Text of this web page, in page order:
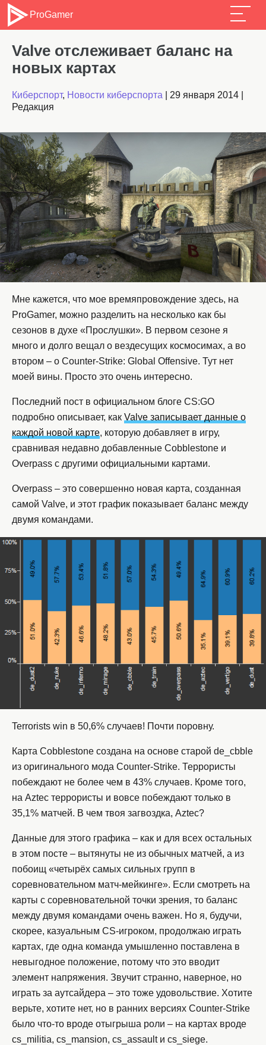
ProGamer
Valve отслеживает баланс на
новых картах
Киберспорт, Новости киберспорта 29 января 2014
Редакция
Мне кажется, что мое времяпровождение здесь, на
ProGamer, можно разделить на несколько как бы
сезонов в духе «Прослушки». В первом сезоне я
много и долго вещал о вездесущих космосимах, а во
втором – о Counter-Strike: Global Offensive. Тут нет
моей вины. Просто это очень интересно.
Последний пост в официальном блоге CS:GO
подробно описывает, как Valve записывает данные о
каждой новой карте, которую добавляет в игру,
сравнивая недавно добавленные Cobblestone и
Overpass с другими официальными картами.
Overpass – это совершенно новая карта, созданная
самой Valve, и этот график показывает баланс между
двумя командами.
Terrorists win в 50,6% случаев! Почти поровну.
Карта Cobblestone создана на основе старой de_cbble
из оригинального мода Counter-Strike. Террористы
побеждают не более чем в 43% случаев. Кроме того,
на Aztec террористы и вовсе побеждают только в
35,1% матчей. В чем твоя загвоздка, Aztec?
Данные для этого графика – как и для всех остальных
в этом посте – вытянуты не из обычных матчей, а из
побоищ «четырёх самых сильных групп в
соревновательном матч-мейкинге». Если смотреть на
карты с соревновательной точки зрения, то баланс
между двумя командами очень важен. Но я, будучи,
скорее, казуальным CS-игроком, продолжаю играть
картах, где одна команда умышленно поставлена в
невыгодное положение, потому что это вводит
элемент напряжения. Звучит странно, наверное, но
играть за аутсайдера – это тоже удовольствие. Хотите
верьте, хотите нет, но в ранних версиях Counter-Strike
было что-то вроде отыгрыша роли – на картах вроде
cs_militia, cs_mansion, cs_assault и cs_siege.